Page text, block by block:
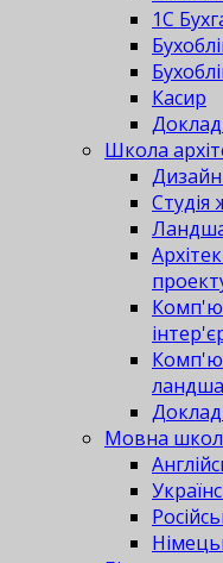
1С
Касир
Школа
Дизайн
Студія
Мовна